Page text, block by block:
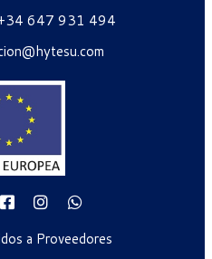
647 931 494
a Proveedores